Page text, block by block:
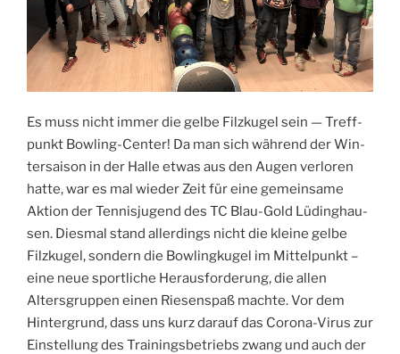
Es muss nicht immer die gel­be Filz­ku­gel sein — Treff­
punkt Bow­ling-Cen­ter! Da man sich wäh­rend der Win­
ter­sai­son in der Hal­le etwas aus den Augen ver­lo­ren
hat­te, war es mal wie­der Zeit für eine gemein­sa­me
Akti­on der Ten­nis­ju­gend des TC Blau-Gold Lüding­hau­
sen. Dies­mal stand aller­dings nicht die klei­ne gel­be
Filz­ku­gel, son­dern die Bow­ling­ku­gel im Mit­tel­punkt –
eine neue sport­li­che Her­aus­for­de­rung, die allen
Alters­grup­pen einen Rie­sen­spaß mach­te. Vor dem
Hin­ter­grund, dass uns kurz dar­auf das Coro­na-Virus zur
Ein­stel­lung des Trai­nings­be­triebs zwang und auch der